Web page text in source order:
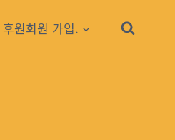
후원회원 가입.